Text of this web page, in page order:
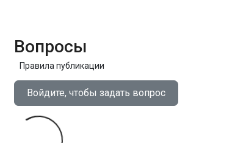
Вопросы
Правила публикации
Войдите, чтобы задать вопрос